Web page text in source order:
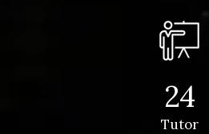
24
Tutor